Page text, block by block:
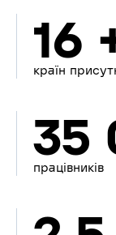
16
країн
35
працівників